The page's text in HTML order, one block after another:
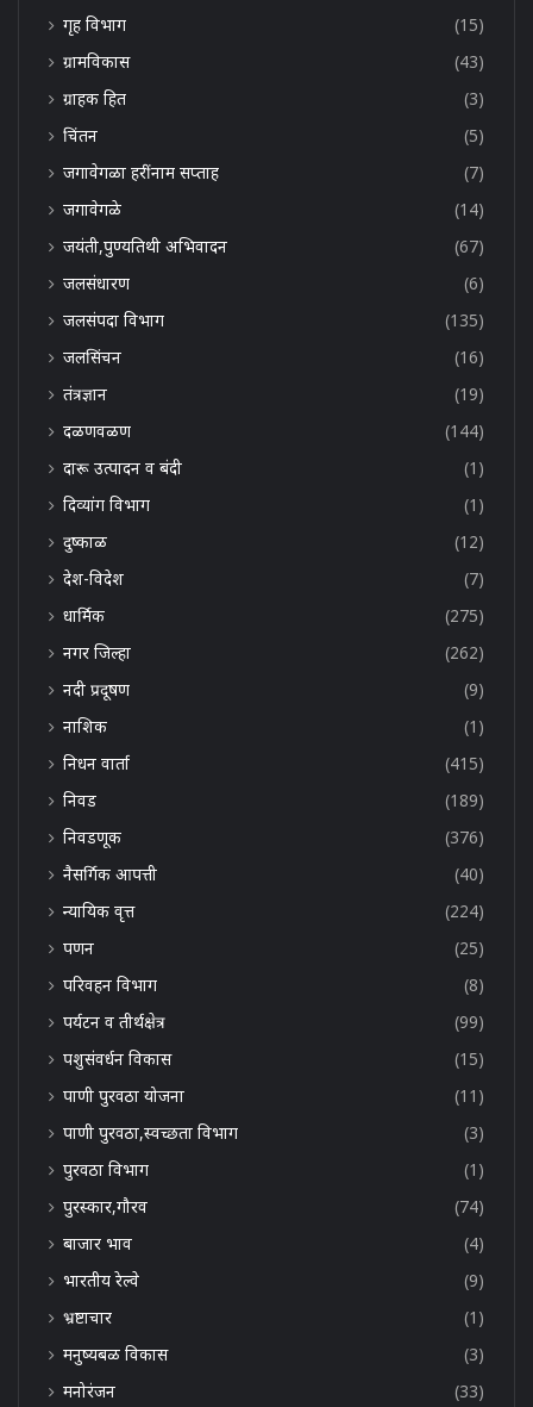
गृह विभाग
(15)
ग्रामविकास
(43)
ग्राहक हित
(3)
चिंतन
(5)
जगावेगळा हरींनाम सप्ताह
(7)
जगावेगळे
(14)
जयंती,पुण्यतिथी अभिवादन
(67)
जलसंधारण
(6)
जलसंपदा विभाग
(135)
जलसिंचन
(16)
तंत्रज्ञान
(19)
दळणवळण
(144)
दारू उत्पादन व बंदी
(1)
दिव्यांग विभाग
(1)
दुष्काळ
(12)
देश-विदेश
(7)
धार्मिक
(275)
नगर जिल्हा
(262)
नदी प्रदूषण
(9)
नाशिक
(1)
निधन वार्ता
(415)
निवड
(189)
निवडणूक
(376)
नैसर्गिक आपत्ती
(40)
न्यायिक वृत्त
(224)
पणन
(25)
परिवहन विभाग
(8)
पर्यटन व तीर्थक्षेत्र
(99)
पशुसंवर्धन विकास
(15)
पाणी पुरवठा योजना
(11)
पाणी पुरवठा,स्वच्छता विभाग
(3)
पुरवठा विभाग
(1)
पुरस्कार,गौरव
(74)
बाजार भाव
(4)
भारतीय रेल्वे
(9)
भ्रष्टाचार
(1)
मनुष्यबळ विकास
(3)
मनोरंजन
(33)